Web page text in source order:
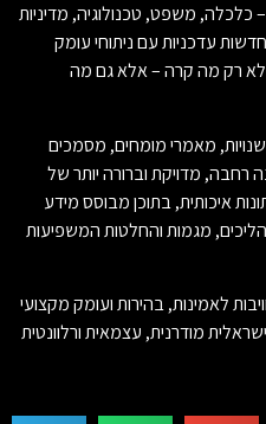
משפט, טכנולוגיה, מדיניות
עדכניות עם ניתוחי עומק
לא רק מה קרה – אלא גם מה
מאמרי מומחים, מסמכים
רחבה, מדויקת וברורה יותר של
איכותית, בתוכן מבוסס מידע
מגמות והחלטות המשפיעות
לאמינות, בהירות ועומק מקצועי
מודרנית, עצמאית ורלוונטית